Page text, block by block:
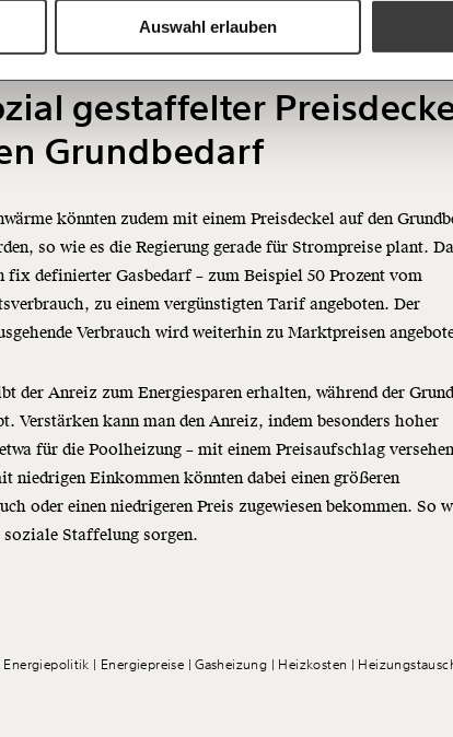
Auswahl erlauben
Newsletter zu erhalten. Mehr
Datenschutz.Weiter
gestaffelter
Grundbedarf
könnten zudem mit einem Preisdeckel auf den
so wie es die Regierung gerade für Strompreise plant.
fix definierter Gasbedarf – zum Beispiel 50 Prozent vom
zu einem vergünstigten Tarif angeboten. Der
Verbrauch wird weiterhin zu Marktpreisen
der Anreiz zum Energiesparen erhalten, während der
Verstärken kann man den Anreiz, indem besonders hoher
für die Poolheizung – mit einem Preisaufschlag
niedrigen Einkommen könnten dabei einen größeren
oder einen niedrigeren Preis zugewiesen bekommen. So
soziale Staffelung sorgen.
Energiepolitik Energiepreise Gasheizung Heizkosten